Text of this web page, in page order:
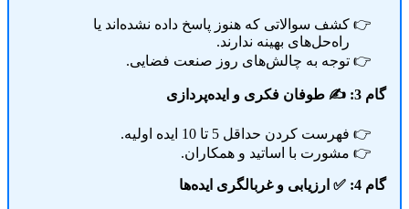
کشف سوالاتی که هنوز پاسخ داده نشده‌اند یا
راه‌حل‌های بهینه ندارند.
توجه به چالش‌های روز صنعت فضایی.
گام 3: ✍️ طوفان فکری و ایده‌پردازی
فهرست کردن حداقل 5 تا 10 ایده اولیه.
مشورت با اساتید و همکاران.
گام 4: ✅ ارزیابی و غربالگری ایده‌ها